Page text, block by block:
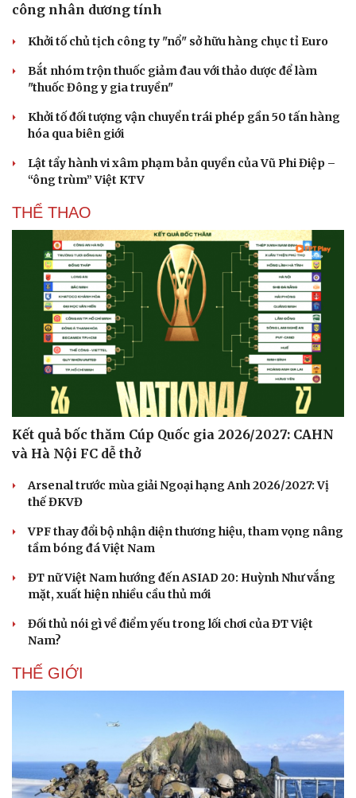
Cải chính
công nhân dương tính
Khởi tố chủ tịch công ty "nổ" sở hữu hàng chục tỉ Euro
Bắt nhóm trộn thuốc giảm đau với thảo dược để làm
"thuốc Đông y gia truyền"
Khởi tố đối tượng vận chuyển trái phép gần 50 tấn hàng
hóa qua biên giới
Lật tẩy hành vi xâm phạm bản quyền của Vũ Phi Điệp –
“ông trùm” Việt KTV
THỂ THAO
Kết quả bốc thăm Cúp Quốc gia 2026/2027: CAHN
và Hà Nội FC dễ thở
Arsenal trước mùa giải Ngoại hạng Anh 2026/2027: Vị
thế ĐKVĐ
VPF thay đổi bộ nhận diện thương hiệu, tham vọng nâng
tầm bóng đá Việt Nam
ĐT nữ Việt Nam hướng đến ASIAD 20: Huỳnh Như vắng
mặt, xuất hiện nhiều cầu thủ mới
Đối thủ nói gì về điểm yếu trong lối chơi của ĐT Việt
Nam?
THẾ GIỚI